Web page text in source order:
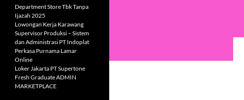
Department Store Tbk Tanpa
Ijazah 2025
Lowongan Kerja Karawang
Supervisor Produksi – Sistem
dan Administrasi PT Indoplat
Perkasa Purnama Lamar
Online
Loker Jakarta PT Supertone
Fresh Graduate ADMIN
MARKETPLACE